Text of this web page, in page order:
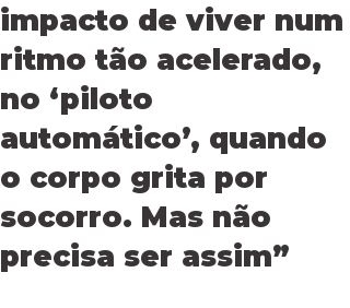
impacto de viver num
ritmo tão acelerado,
no ‘piloto
automático’, quando
o corpo grita por
socorro. Mas não
precisa ser assim”